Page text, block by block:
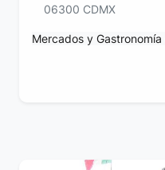
06300 CDMX
Mercados y